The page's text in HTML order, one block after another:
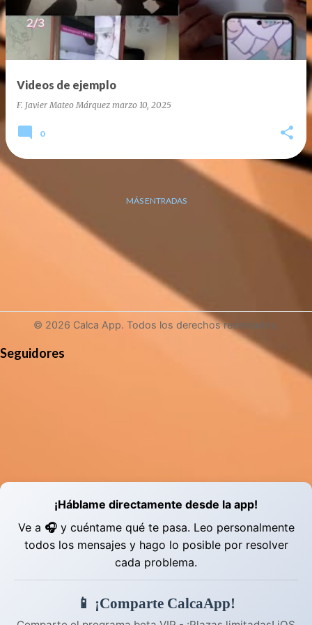
r
a
d
a
Videos de ejemplo
F. Javier Mateo Márquez marzo 10, 2025
0
MÁS ENTRADAS
© 2026 Calca App. Todos los derechos reservados.
Seguidores
¡Háblame directamente desde la app!
Ve a 🎧y cuéntame qué te pasa. Leo personalmente
todos los mensajes y hago lo posible por resolver
cada problema.
📱 ¡Comparte CalcaApp!